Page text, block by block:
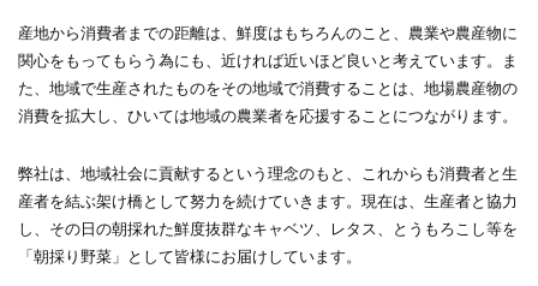
産地から消費者までの距離は、鮮度はもちろんのこと、農業や農産物に
関心をもってもらう為にも、近ければ近いほど良いと考えています。ま
た、地域で生産されたものをその地域で消費することは、地場農産物の
消費を拡大し、ひいては地域の農業者を応援することにつながります。
弊社は、地域社会に貢献するという理念のもと、これからも消費者と生
産者を結ぶ架け橋として努力を続けていきます。現在は、生産者と協力
し、その日の朝採れた鮮度抜群なキャベツ、レタス、とうもろこし等を
「朝採り野菜」として皆様にお届けしています。